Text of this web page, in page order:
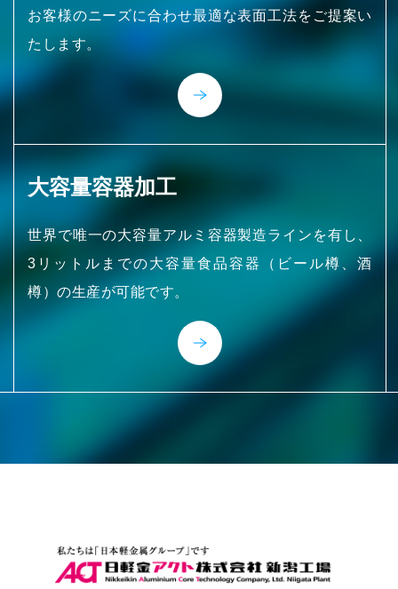
お客様のニーズに合わせ最適な表面工法をご提案い
たします。
大容量容器加工
世界で唯一の大容量アルミ容器製造ラインを有し、
3リットルまでの大容量食品容器（ビール樽、酒
樽）の生産が可能です。